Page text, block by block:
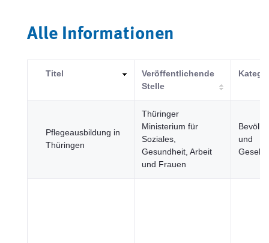
Alle Informationen
Titel
Veröffentlichende
Stelle
Pflegeausbildung in
Thüringen
Thüringer
Ministerium für
Soziales,
Gesundheit, Arbeit
und Frauen
und